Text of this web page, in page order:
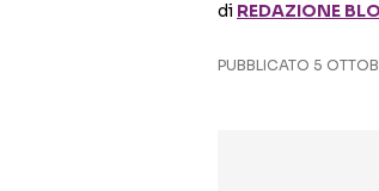
di REDAZIONE
PUBBLICATO 5